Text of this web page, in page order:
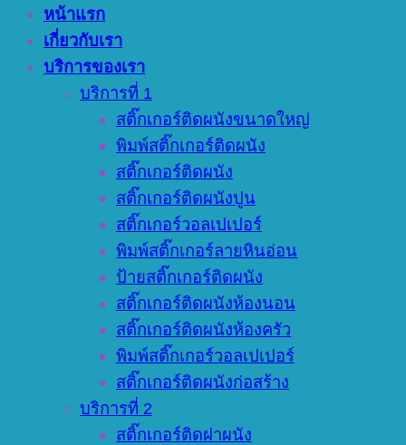
หน้าแรก
เกี่ยวกับเรา
บริการของเรา
บริการที่ 1
สติ๊กเกอร์ติดผนังขนาดใหญ่
พิมพ์สติ๊กเกอร์ติดผนัง
สติ๊กเกอร์ติดผนัง
สติ๊กเกอร์ติดผนังปูน
สติ๊กเกอร์วอลเปเปอร์
พิมพ์สติ๊กเกอร์ลายหินอ่อน
ป้ายสติ๊กเกอร์ติดผนัง
สติ๊กเกอร์ติดผนังห้องนอน
สติ๊กเกอร์ติดผนังห้องครัว
พิมพ์สติ๊กเกอร์วอลเปเปอร์
สติ๊กเกอร์ติดผนังก่อสร้าง
บริการที่ 2
สติ๊กเกอร์ติดฝาผนัง